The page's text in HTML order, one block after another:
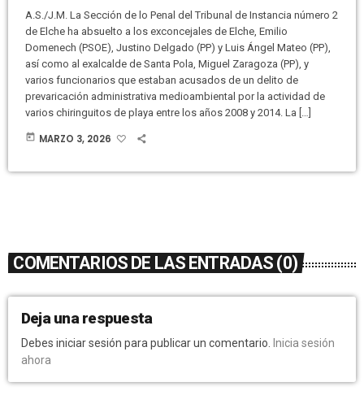
A.S./J.M. La Sección de lo Penal del Tribunal de Instancia número 2
de Elche ha absuelto a los exconcejales de Elche, Emilio
Domenech (PSOE), Justino Delgado (PP) y Luis Ángel Mateo (PP),
así como al exalcalde de Santa Pola, Miguel Zaragoza (PP), y
varios funcionarios que estaban acusados de un delito de
prevaricación administrativa medioambiental por la actividad de
varios chiringuitos de playa entre los años 2008 y 2014. La […]
today MARZO 3, 2026
COMENTARIOS DE LAS ENTRADAS (0)
Deja una respuesta
Debes iniciar sesión para publicar un comentario. Inicia sesión
ahora